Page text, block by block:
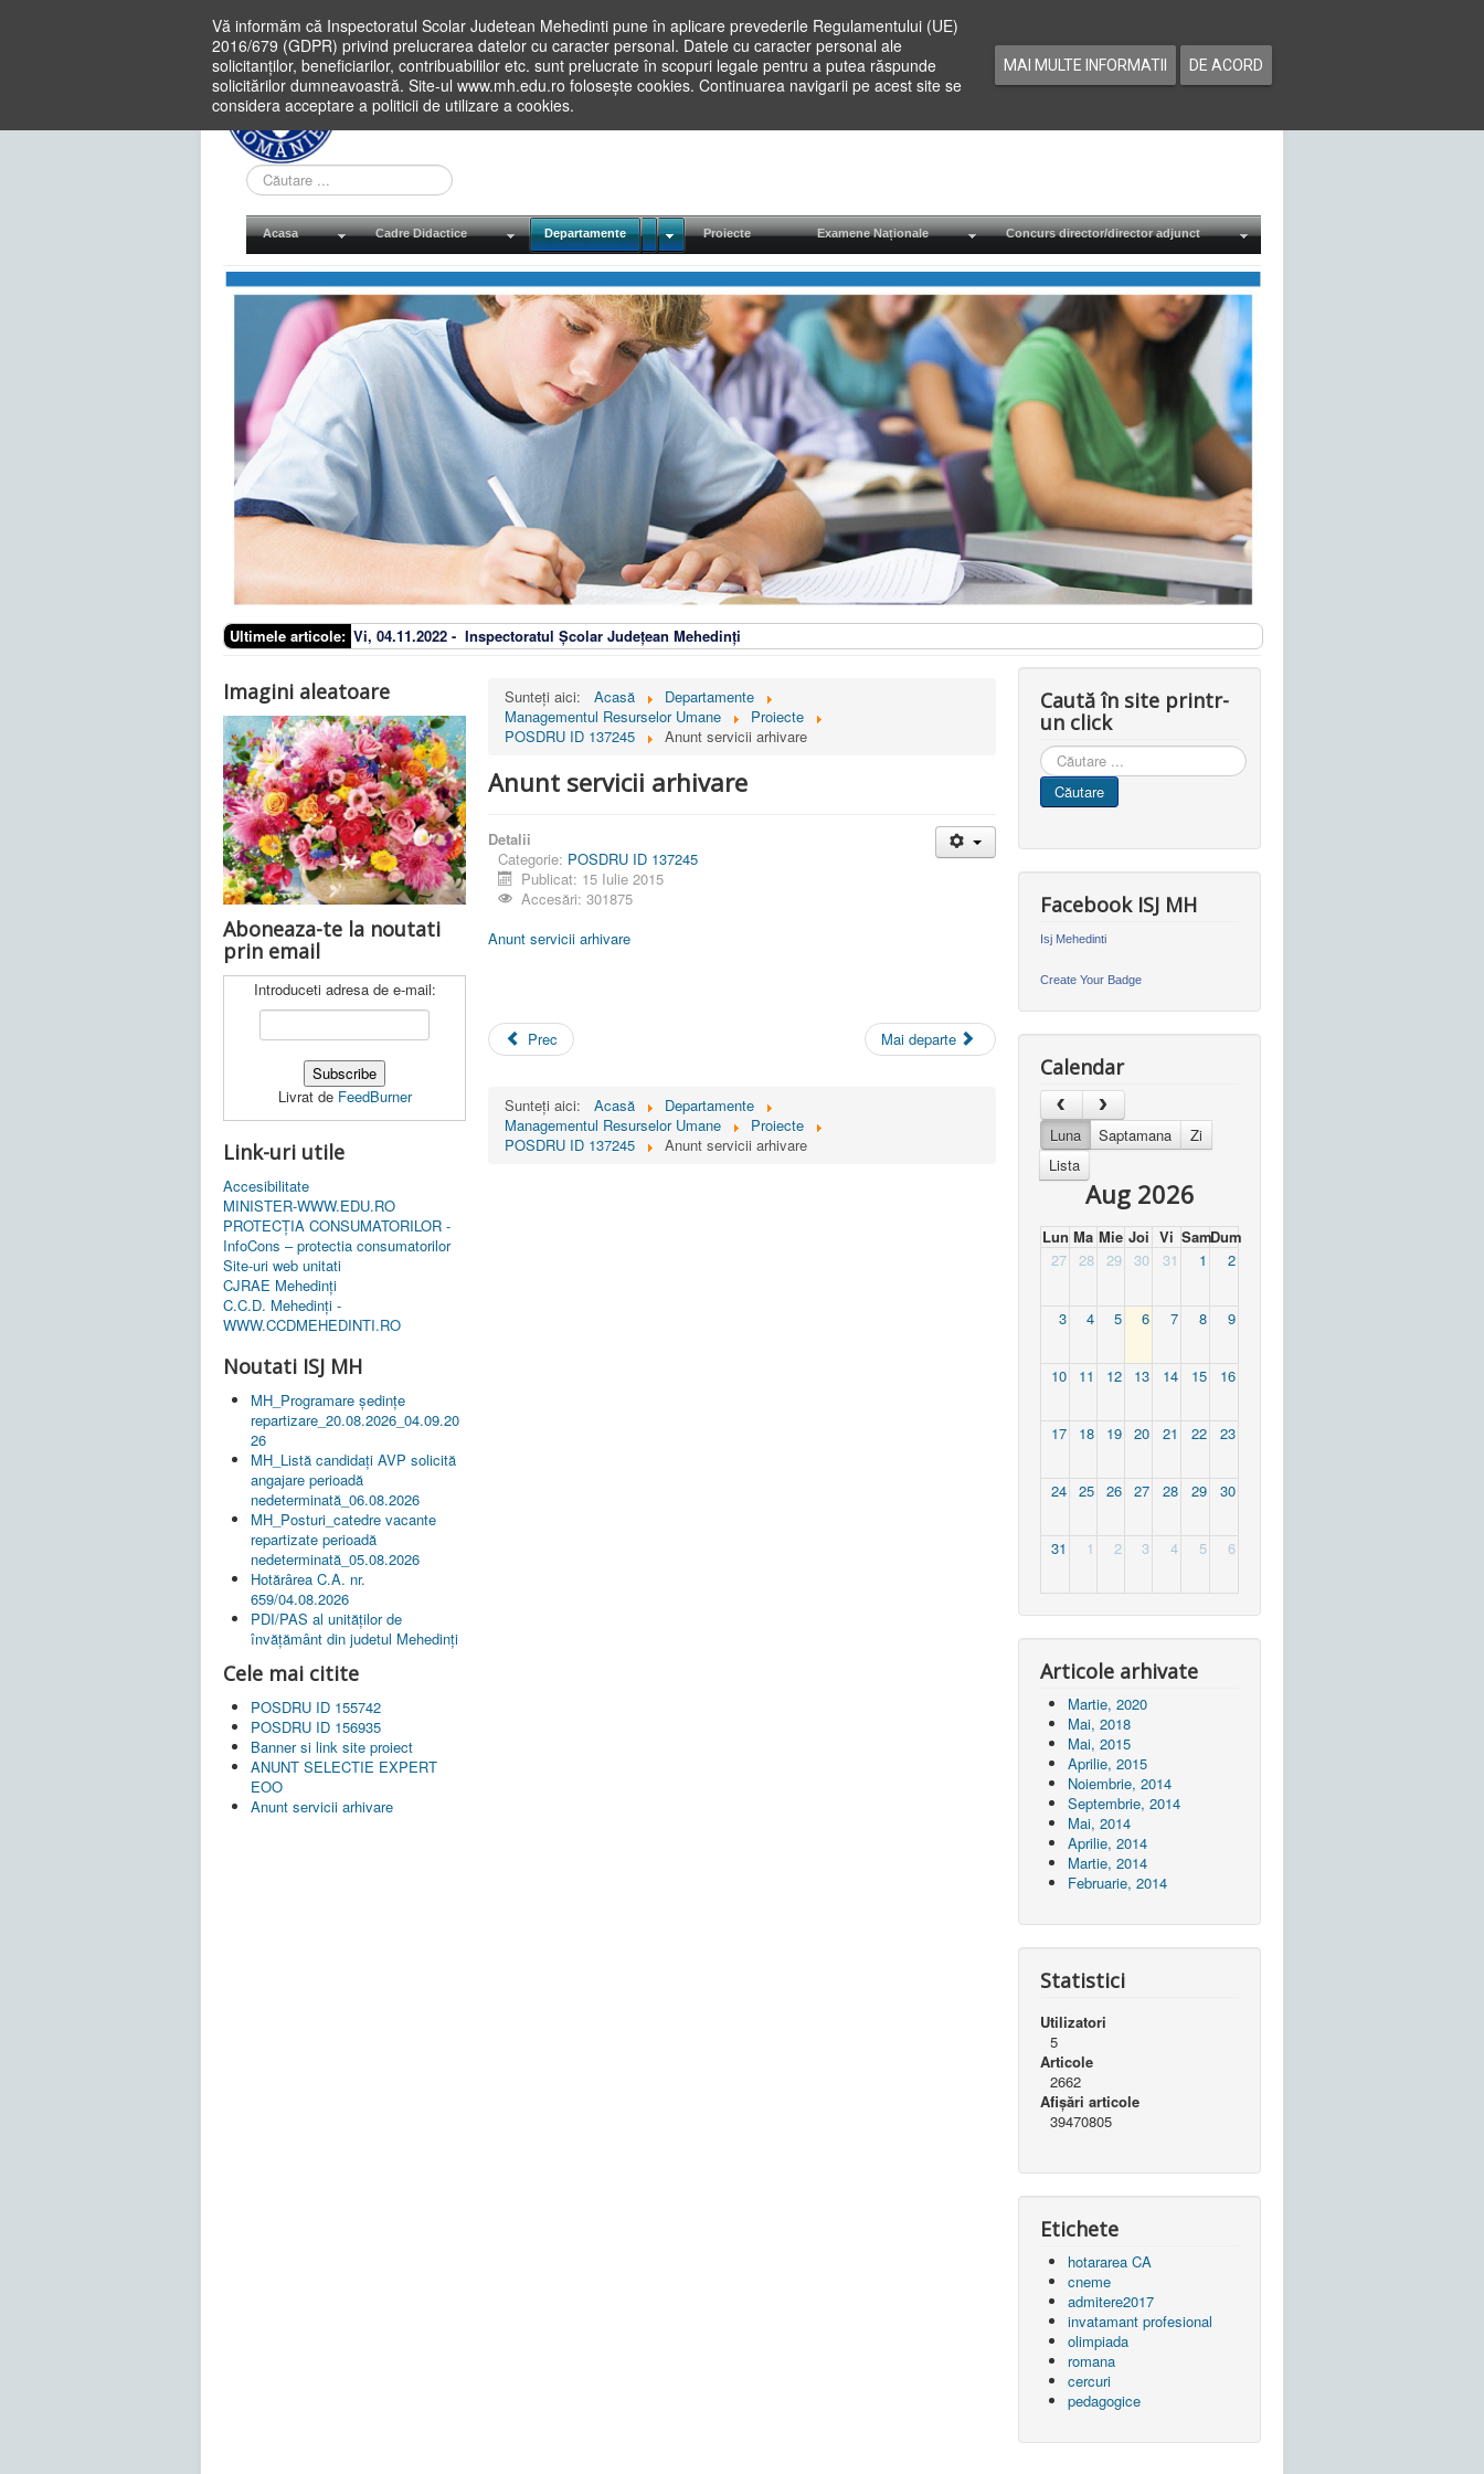
Vă informăm că Inspectoratul Scolar Judetean Mehedinti pune în aplicare prevederile Regulamentului (UE)
2016/679 (GDPR) privind prelucrarea datelor cu caracter personal. Datele cu caracter personal ale
solicitanților, beneficiarilor, contribuabililor etc. sunt prelucrate în scopuri legale pentru a putea răspunde
solicitărilor dumneavoastră. Site-ul www.mh.edu.ro folosește cookies. Continuarea navigarii pe acest site se
considera acceptare a politicii de utilizare a cookies.
MAI MULTE INFORMATII DE ACORD
Cauta
in
site
Acasa Cadre Didactice Departamente Proiecte Examene Naționale Concurs director/director adjunct
Ultimele articole: Vi, 04.11.2022 - Inspectoratul Școlar Județean Mehedinți
Imagini aleatoare
Aboneaza-te la noutati
prin email
Introduceti adresa de e-mail:
Livrat de FeedBurner
Link-uri utile
Accesibilitate
MINISTER-WWW.EDU.RO
PROTECȚIA CONSUMATORILOR -
InfoCons – protectia consumatorilor
Site-uri web unitati
CJRAE Mehedinți
C.C.D. Mehedinţi -
WWW.CCDMEHEDINTI.RO
Noutati ISJ MH
MH_Programare ședințe
repartizare_20.08.2026_04.09.20
26
MH_Listă candidați AVP solicită
angajare perioadă
nedeterminată_06.08.2026
MH_Posturi_catedre vacante
repartizate perioadă
nedeterminată_05.08.2026
Hotărârea C.A. nr.
659/04.08.2026
PDI/PAS al unităților de
învățământ din judetul Mehedinți
Cele mai citite
POSDRU ID 155742
POSDRU ID 156935
Banner si link site proiect
ANUNT SELECTIE EXPERT
EOO
Anunt servicii arhivare
Sunteți aici: Acasă
Departamente
Managementul Resurselor Umane
Proiecte
POSDRU ID 137245
Anunt servicii arhivare
Anunt servicii arhivare
Detalii
Categorie: POSDRU ID 137245
Publicat: 15 Iulie 2015
Accesări: 301875
Anunt servicii arhivare
Prec Mai departe
Sunteți aici: Acasă
Departamente
Managementul Resurselor Umane
Proiecte
POSDRU ID 137245
Anunt servicii arhivare
Caută în site printr-
un click
Cauta
in
site
Căutare
Facebook ISJ MH
Isj Mehedinti
Create Your Badge
Calendar
Luna Saptamana
Zi
Lista
Aug 2026
Lun Ma Mie Joi Vi SamDum
27
28 29 30 31 1 2
3 4 5 6 7 8 9
10 11 12 13 14 15 16
17 18 19 20 21 22 23
24 25 26 27 28 29 30
31 1 2 3 4 5 6
Articole arhivate
Martie, 2020
Mai, 2018
Mai, 2015
Aprilie, 2015
Noiembrie, 2014
Septembrie, 2014
Mai, 2014
Aprilie, 2014
Martie, 2014
Februarie, 2014
Statistici
Utilizatori
5
Articole
2662
Afișări articole
39470805
Etichete
hotararea CA
cneme
admitere2017
invatamant profesional
olimpiada
romana
cercuri
pedagogice